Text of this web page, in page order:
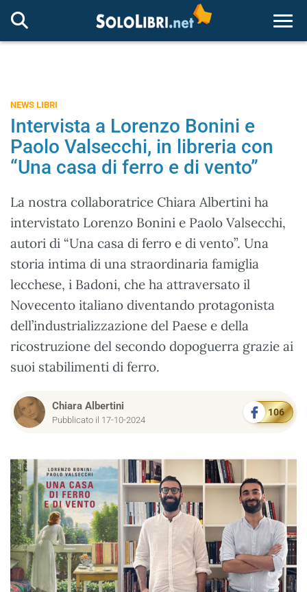
NEWS LIBRI
Intervista a Lorenzo Bonini e
Paolo Valsecchi, in libreria con
“Una casa di ferro e di vento”
La nostra collaboratrice Chiara Albertini ha
intervistato Lorenzo Bonini e Paolo Valsecchi,
autori di “Una casa di ferro e di vento”. Una
storia intima di una straordinaria famiglia
lecchese, i Badoni, che ha attraversato il
Novecento italiano diventando protagonista
dell’industrializzazione del Paese e della
ricostruzione del secondo dopoguerra grazie ai
suoi stabilimenti di ferro.
Chiara Albertini
Pubblicato il 17-10-2024
106